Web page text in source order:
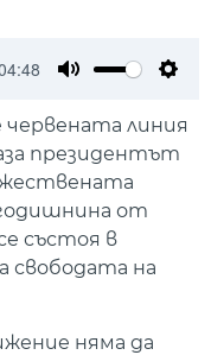
червената линия
президентът
от
състоя в
свободата на
няма да